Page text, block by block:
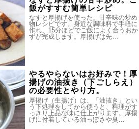
飯がすすむ簡単レシピ
なすと厚揚げを使った、甘辛味の炒め
物レシピです。身近な調味料で手軽に
作れ、15分ほどでご飯によく合うおか
ずが完成します。厚揚げは先…
やるやらないはお好みで！厚
揚げの油抜き（下ごしらえ）
の必要性とやり方。
厚揚げ（生揚げ）は、「油抜き」とい
う下処理をしてから使うと、料理がす
っきり上品な味に仕上がります。厚揚
げに付着している油っぽさや臭…